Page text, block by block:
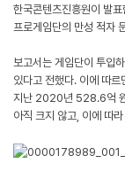
한국콘텐츠진흥원이 발
프로게임단의 만성 적자
보고서는 게임단이 투입
있다고 전했다. 이에 따
지난 2020년 528.6억 원
아직 크지 않고, 이에 따